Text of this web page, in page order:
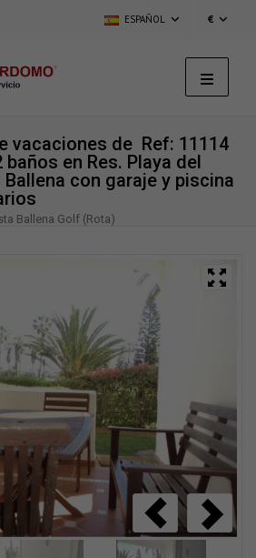
ESPAÑOL €
Ref: 11114
vacaciones de
en Res. Playa del
con garaje y piscina
Ballena Golf (Rota)